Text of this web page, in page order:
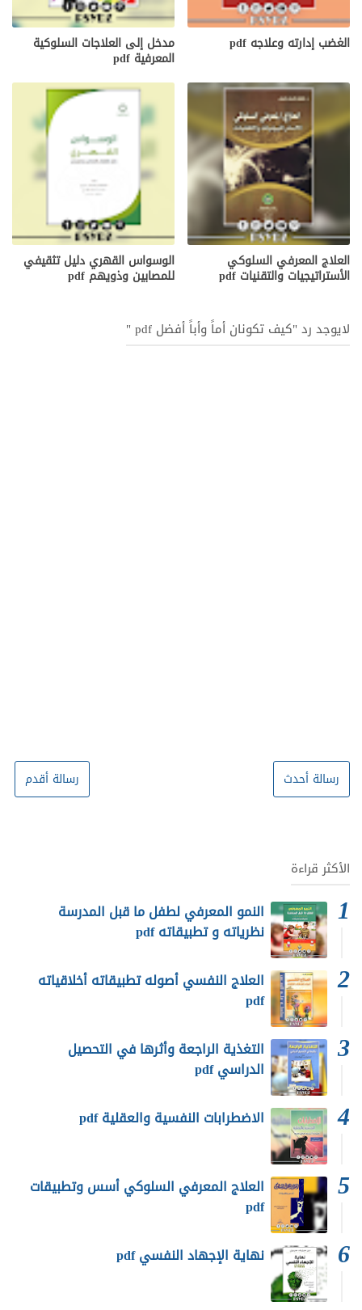
الغضب إدارته وعلاجه pdf مدخل إلى العلاجات السلوكية
المعرفية pdf
العلاج المعرفي السلوكي
الأستراتيجيات والتقنيات pdf
الوسواس القهري دليل تثقيفي
للمصابين وذويهم pdf
لايوجد رد "كيف تكونان أماً وأباً أفضل pdf "
رسالة أحدث رسالة أقدم
الأكثر قراءة
النمو المعرفي لطفل ما قبل المدرسة
نظرياته و تطبيقاته pdf
العلاج النفسي أصوله تطبيقاته أخلاقياته
pdf
التغذية الراجعة وأثرها في التحصيل
الدراسي pdf
الاضطرابات النفسية والعقلية pdf
العلاج المعرفي السلوكي أسس وتطبيقات
pdf
نهاية الإجهاد النفسي pdf